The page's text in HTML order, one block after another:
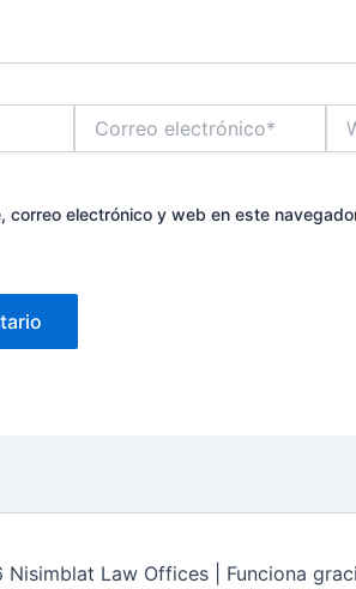
electrónico*
correo electrónico y web en este
Law Offices | Funciona